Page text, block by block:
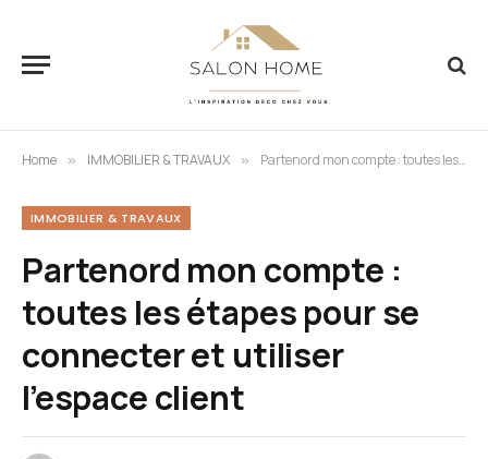
Home » IMMOBILIER & TRAVAUX » Partenord mon compte : toutes les étapes pour se connecter et utiliser l’espace client
IMMOBILIER & TRAVAUX
Partenord mon compte :
toutes les étapes pour se
connecter et utiliser
l’espace client